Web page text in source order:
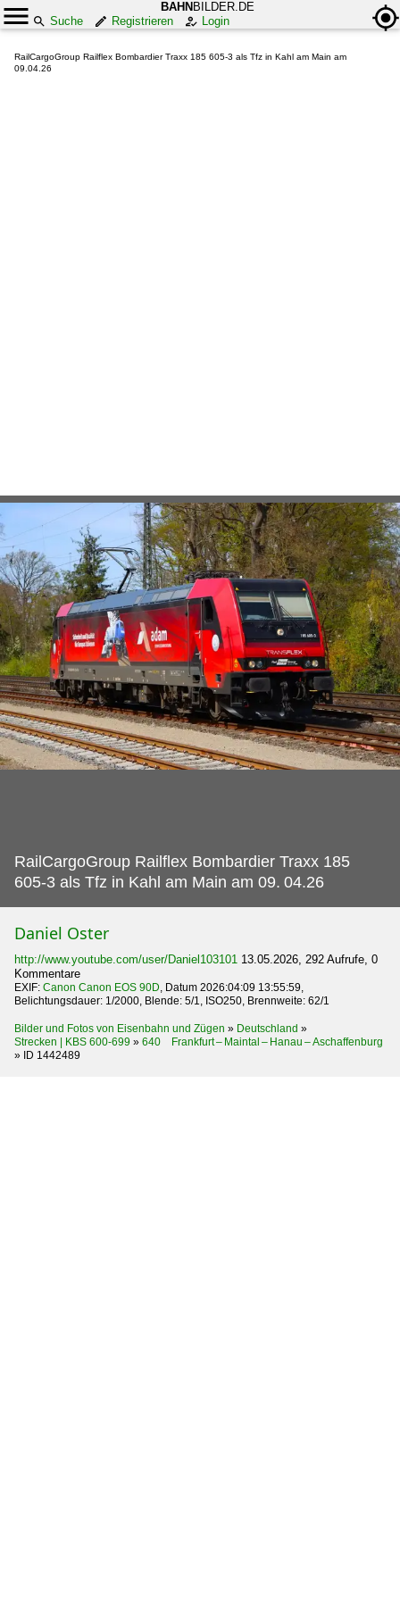
BAHN BILDER.DE
Suche
Registrieren Login
RailCargoGroup Railflex Bombardier Traxx 185 605-3 als Tfz in Kahl am Main am
09.04.26
RailCargoGroup Railflex Bombardier Traxx 185
605-3 als Tfz in Kahl am Main am 09. 04.26
Daniel Oster
http://www.youtube.com/user/Daniel103101 13.05.2026, 292 Aufrufe, 0
Kommentare
EXIF: Canon Canon EOS 90D, Datum 2026:04:09 13:55:59,
Belichtungsdauer: 1/2000, Blende: 5/1, ISO250, Brennweite: 62/1
Bilder und Fotos von Eisenbahn und Zügen » Deutschland »
Strecken | KBS 600-699 » 640 Frankfurt – Maintal – Hanau – Aschaffenburg
» ID 1442489